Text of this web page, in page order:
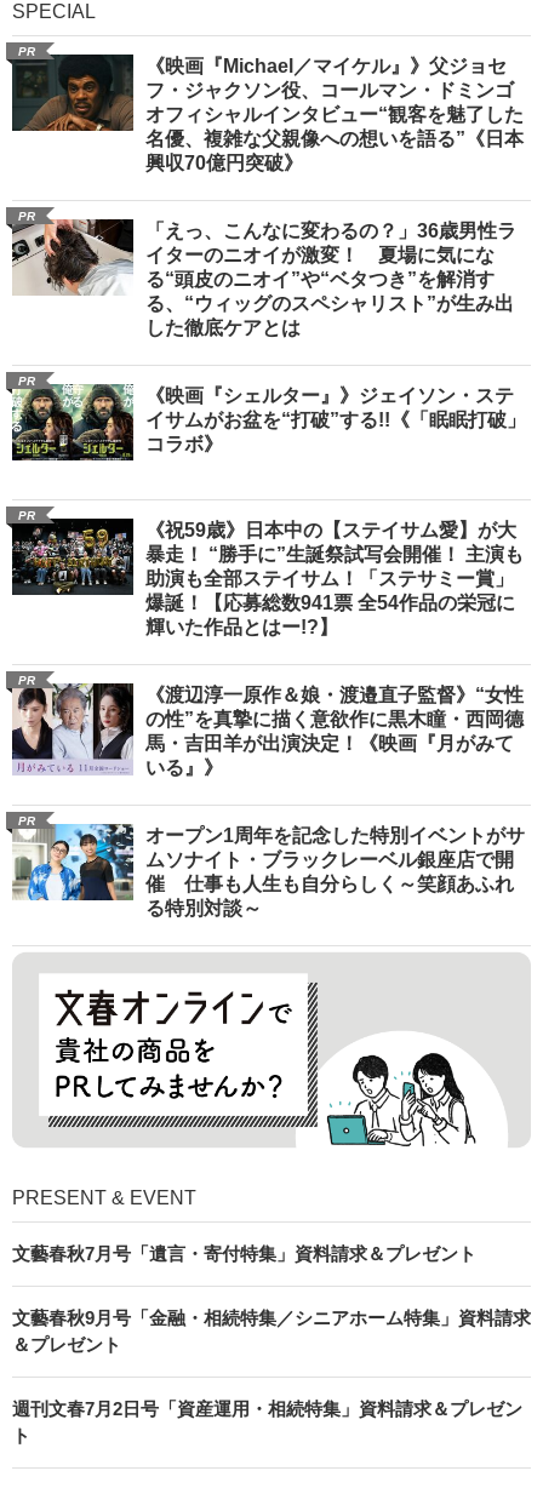
SPECIAL
PR
《映画『Michael／マイケル』》父ジョセ
フ・ジャクソン役、コールマン・ドミンゴ
オフィシャルインタビュー“観客を魅了した
名優、複雑な父親像への想いを語る”《日本
興収70億円突破》
PR
「えっ、こんなに変わるの？」36歳男性ラ
イターのニオイが激変！ 夏場に気にな
る“頭皮のニオイ”や“ベタつき”を解消す
る、“ウィッグのスペシャリスト”が生み出
した徹底ケアとは
PR
《映画『シェルター』》ジェイソン・ステ
イサムがお盆を“打破”する!!《「眠眠打破」
コラボ》
PR
《祝59歳》日本中の【ステイサム愛】が大
暴走！ “勝手に”生誕祭試写会開催！ 主演も
助演も全部ステイサム！「ステサミー賞」
爆誕！【応募総数941票 全54作品の栄冠に
輝いた作品とはー!?】
PR
《渡辺淳一原作＆娘・渡邉直子監督》“女性
の性”を真摯に描く意欲作に黒木瞳・西岡德
馬・吉田羊が出演決定！《映画『月がみて
いる』》
PR
オープン1周年を記念した特別イベントがサ
ムソナイト・ブラックレーベル銀座店で開
催 仕事も人生も自分らしく～笑顔あふれ
る特別対談～
PRESENT & EVENT
文藝春秋7月号「遺言・寄付特集」資料請求＆プレゼント
文藝春秋9月号「金融・相続特集／シニアホーム特集」資料請求
＆プレゼント
週刊文春7月2日号「資産運用・相続特集」資料請求＆プレゼン
ト